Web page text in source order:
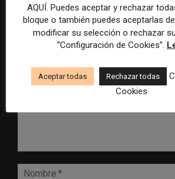
DEJA UNA RESPUESTA
AQUÍ. Puedes aceptar y rechazar
bloque o también puedes aceptarlas
modificar su selección o rechazar
“Configuración de Cookies”.
Aceptar todas Rechazar todas
Cookies